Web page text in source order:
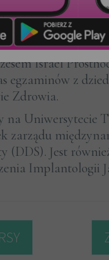
Israel
egzaminów z
Zdrowia.
na Uniwersytecie
zarządu
Jest
Implantologii